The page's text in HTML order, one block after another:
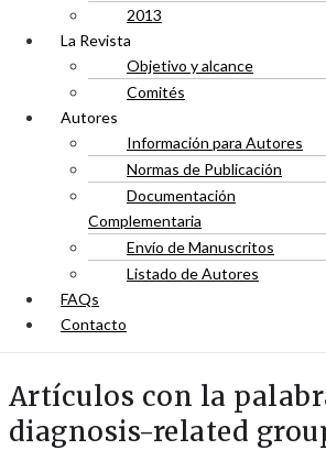
2013
La Revista
Objetivo y alcance
Comités
Autores
Información para Autores
Normas de Publicación
Documentación
Complementaria
Envío de Manuscritos
Listado de Autores
FAQs
Contacto
Artículos con la
diagnosis-related